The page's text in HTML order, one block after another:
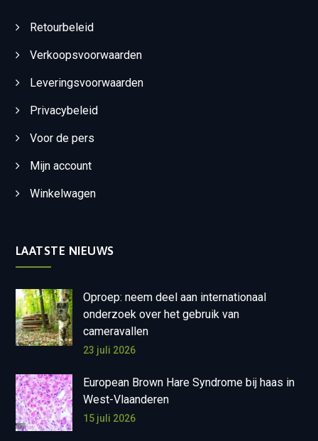
Retourbeleid
Verkoopsvoorwaarden
Leveringsvoorwaarden
Privacybeleid
Voor de pers
Mijn account
Winkelwagen
LAATSTE NIEUWS
Oproep: neem deel aan internationaal
onderzoek over het gebruik van
cameravallen
23 juli 2026
European Brown Hare Syndrome bij haas in
West-Vlaanderen
15 juli 2026